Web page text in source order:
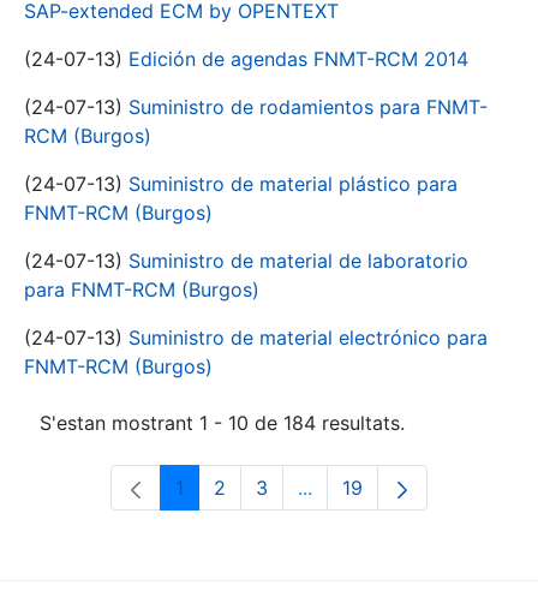
SAP-extended ECM by OPENTEXT
(24-07-13) Edición de agendas FNMT-RCM 2014
(24-07-13) Suministro de rodamientos para FNMT-
RCM (Burgos)
(24-07-13) Suministro de material plástico para
FNMT-RCM (Burgos)
(24-07-13) Suministro de material de laboratorio
para FNMT-RCM (Burgos)
(24-07-13) Suministro de material electrónico para
FNMT-RCM (Burgos)
S'estan mostrant 1 - 10 de 184 resultats.
Pàgina
1 Pàgina
2 Pàgina
3 ...Pàgines intermèdies
Pàgina
19